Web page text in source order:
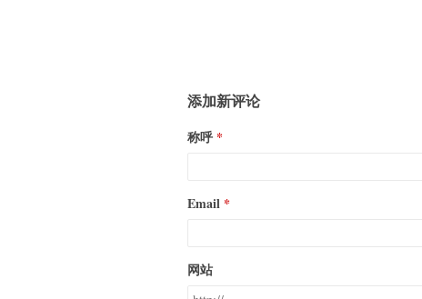
添加新评论
称呼
Email
网站